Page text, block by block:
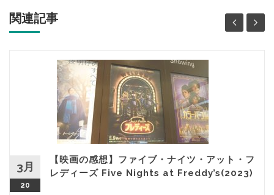
関連記事
3月
20
【映画の感想】ファイブ・ナイツ・アット・フ
レディーズ Five Nights at Freddy’s(2023)